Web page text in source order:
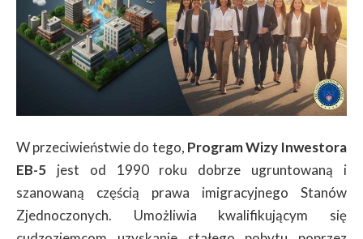
W przeciwieństwie do tego, Program Wizy Inwestora
EB-5 jest od 1990 roku dobrze ugruntowaną i
szanowaną częścią prawa imigracyjnego Stanów
Zjednoczonych. Umożliwia kwalifikującym się